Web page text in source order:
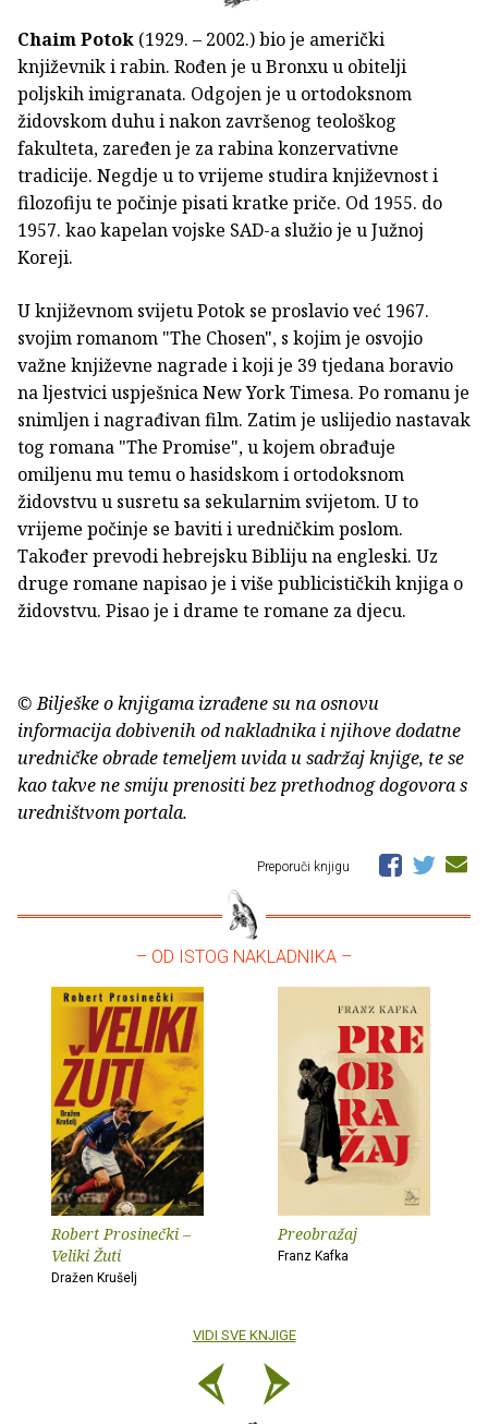
Chaim Potok (1929. – 2002.) bio je američki
književnik i rabin. Rođen je u Bronxu u obitelji
poljskih imigranata. Odgojen je u ortodoksnom
židovskom duhu i nakon završenog teološkog
fakulteta, zaređen je za rabina konzervativne
tradicije. Negdje u to vrijeme studira književnost i
filozofiju te počinje pisati kratke priče. Od 1955. do
1957. kao kapelan vojske SAD-a služio je u Južnoj
Koreji.
U književnom svijetu Potok se proslavio već 1967.
svojim romanom "The Chosen", s kojim je osvojio
važne književne nagrade i koji je 39 tjedana boravio
na ljestvici uspješnica New York Timesa. Po romanu je
snimljen i nagrađivan film. Zatim je uslijedio nastavak
tog romana "The Promise", u kojem obrađuje
omiljenu mu temu o hasidskom i ortodoksnom
židovstvu u susretu sa sekularnim svijetom. U to
vrijeme počinje se baviti i uredničkim poslom.
Također prevodi hebrejsku Bibliju na engleski. Uz
druge romane napisao je i više publicističkih knjiga o
židovstvu. Pisao je i drame te romane za djecu.
© Bilješke o knjigama izrađene su na osnovu
informacija dobivenih od nakladnika i njihove dodatne
uredničke obrade temeljem uvida u sadržaj knjige, te se
kao takve ne smiju prenositi bez prethodnog dogovora s
uredništvom portala.
Preporuči knjigu
– OD ISTOG NAKLADNIKA –
Robert Prosinečki –
Veliki Žuti
Dražen Krušelj
Preobražaj
Franz Kafka
VIDI SVE KNJIGE